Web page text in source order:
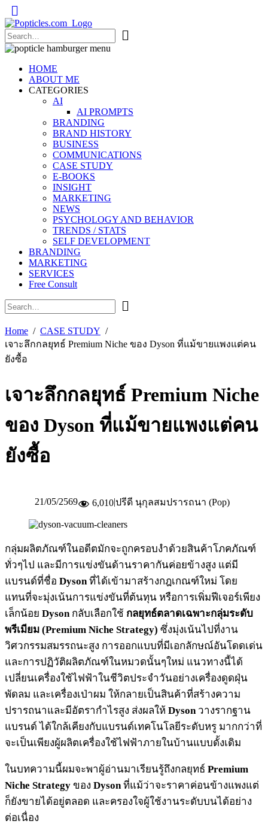
Popticles.com
HOME
ABOUT ME
CATEGORIES
AI
AI PROMPTS
BRANDING
BRAND HISTORY
BUSINESS
COMMUNICATIONS
CASE STUDY
E-BOOKS
INSIGHT
MARKETING
NEWS
PSYCHOLOGY AND BEHAVIOR
TRENDS / STATS
SELF DEVELOPMENT
BRANDING
MARKETING
SERVICES
Free Consult
Home
CASE STUDY
เจาะลึกกลยุทธ์ Premium Niche ของ Dyson ที่แม้ขายแพงแต่คน
ยังซื้อ
เจาะลึกกลยุทธ์ Premium Niche
ของ Dyson ที่แม้ขายแพงแต่คน
ยังซื้อ
21/05/2569 6,010|ปรีดี นุกุลสมปรารถนา (Pop)
กลุ่มผลิตภัณฑ์ในอดีตมักจะถูกครอบงำด้วยสินค้าโภคภัณฑ์
ทั่วๆไป และมีการแข่งขันด้านราคากันค่อยข้างสูง แต่มี
แบรนด์ที่ชื่อ Dysonที่ได้เข้ามาสร้างกฎเกณฑ์ใหม่ โดย
แทนที่จะมุ่งเน้นการแข่งขันที่ต้นทุน หรือการเพิ่มฟีเจอร์เพียง
เล็กน้อย Dysonกลับเลือกใช้ กลยุทธ์ตลาดเฉพาะกลุ่มระดับ
พรีเมียม (Premium Niche Strategy) ซึ่งมุ่งเน้นไปที่งาน
วิศวกรรมสมรรถนะสูง การออกแบบที่มีเอกลักษณ์อันโดดเด่น
และการปฏิวัติผลิตภัณฑ์ในหมวดนั้นๆใหม่ แนวทางนี้ได้
เปลี่ยนเครื่องใช้ไฟฟ้าในชีวิตประจำวันอย่างเครื่องดูดฝุ่น
พัดลม และเครื่องเป่าผม ให้กลายเป็นสินค้าที่สร้างความ
ปรารถนาและมีอัตรากำไรสูง ส่งผลให้ Dyson วางรากฐาน
แบรนด์ ได้ใกล้เคียงกับแบรนด์เทคโนโลยีระดับหรู มากกว่าที่
จะเป็นเพียงผู้ผลิตเครื่องใช้ไฟฟ้าภายในบ้านแบบดั้งเดิม
ในบทความนี้ผมจะพาผู้อ่านมาเรียนรู้ถึงกลยุทธ์ Premium
Niche Strategy ของ Dysonที่แม้ว่าจะราคาค่อนข้างแพงแต่
ก็ยังขายได้อยู่ตลอด และครองใจผู้ใช้งานระดับบนได้อย่าง
ต่อเนื่อง